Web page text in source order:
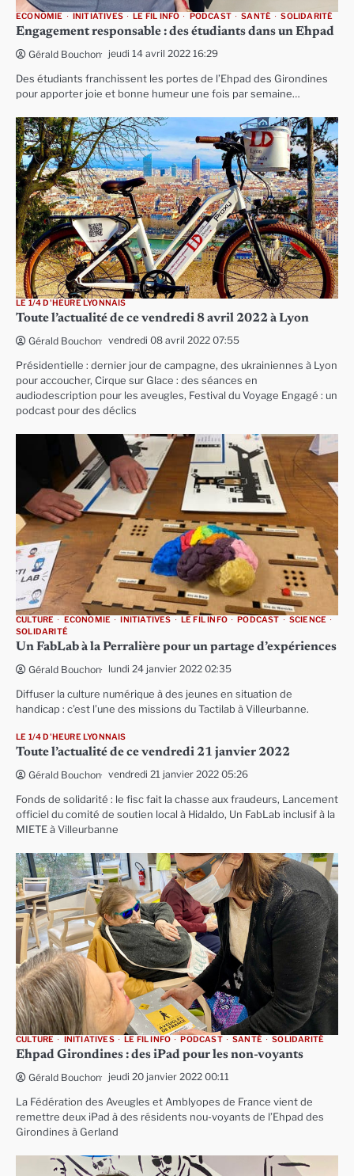
ECONOMIE INITIATIVES LE FIL INFO PODCAST SANTÉ SOLIDARITÉ
Engagement responsable : des étudiants dans un Ehpad
Gérald Bouchon jeudi 14 avril 2022 16:29
Des étudiants franchissent les portes de l’Ehpad des Girondines
pour apporter joie et bonne humeur une fois par semaine…
LE 1/4 D'HEURE LYONNAIS
Toute l’actualité de ce vendredi 8 avril 2022 à Lyon
Gérald Bouchon vendredi 08 avril 2022 07:55
Présidentielle : dernier jour de campagne, des ukrainiennes à Lyon
pour accoucher, Cirque sur Glace : des séances en
audiodescription pour les aveugles, Festival du Voyage Engagé : un
podcast pour des déclics
CULTURE ECONOMIE INITIATIVES LE FIL INFO PODCAST
SCIENCE
SOLIDARITÉ
Un FabLab à la Perralière pour un partage d’expériences
Gérald Bouchon lundi 24 janvier 2022 02:35
Diffuser la culture numérique à des jeunes en situation de
handicap : c’est l’une des missions du Tactilab à Villeurbanne.
LE 1/4 D'HEURE LYONNAIS
Toute l’actualité de ce vendredi 21 janvier 2022
Gérald Bouchon vendredi 21 janvier 2022 05:26
Fonds de solidarité : le fisc fait la chasse aux fraudeurs, Lancement
officiel du comité de soutien local à Hidaldo, Un FabLab inclusif à la
MIETE à Villeurbanne
CULTURE INITIATIVES LE FIL INFO PODCAST SANTÉ SOLIDARITÉ
Ehpad Girondines : des iPad pour les non-voyants
Gérald Bouchon jeudi 20 janvier 2022 00:11
La Fédération des Aveugles et Amblyopes de France vient de
remettre deux iPad à des résidents nou-voyants de l’Ehpad des
Girondines à Gerland